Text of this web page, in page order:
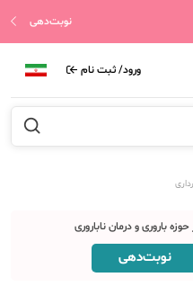
نوبت‌دهی
ورود/ ثبت نام
باروری و درمان ناباروری
نوبت‌دهی